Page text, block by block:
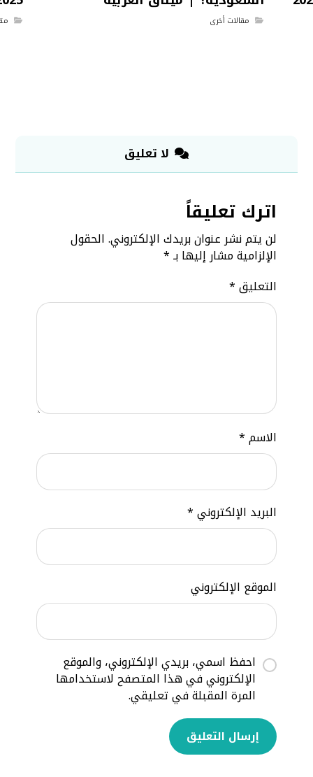
مقالات أخرى
لا تعليق
اترك تعليقاً
لن يتم نشر عنوان بريدك الإلكتروني.الحقول
الإلزامية مشار إليها بـ*
التعليق*
الاسم*
البريد الإلكتروني*
الموقع الإلكتروني
احفظ اسمي، بريدي الإلكتروني، والموقع
الإلكتروني في هذا المتصفح لاستخدامها
المرة المقبلة في تعليقي.
إرسال التعليق